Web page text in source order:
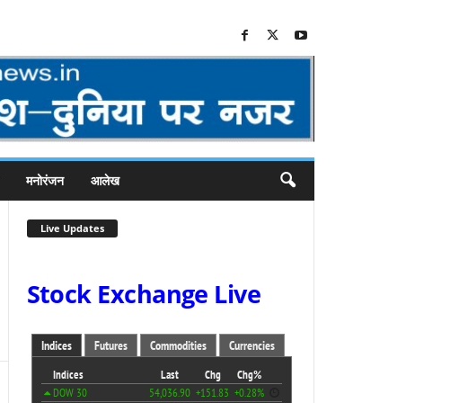
मनोरंजन आलेख
Live Updates
Stock Exchange Live